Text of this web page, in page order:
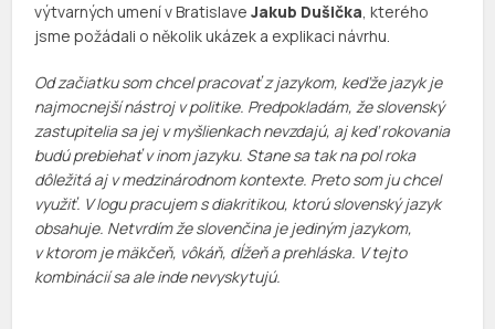
výtvarných umení v BratislaveJakub Dušička, kterého
jsme požádali o několik ukázek a explikaci návrhu.
Od začiatku som chcel pracovať z jazykom, keďže jazyk je
najmocnejší nástroj v politike. Predpokladám, že slovenský
zastupitelia sa jej v myšlienkach nevzdajú, aj keď rokovania
budú prebiehať v inom jazyku. Stane sa tak na pol roka
dôležitá aj v medzinárodnom kontexte. Preto som ju chcel
využiť. V logu pracujem s diakritikou, ktorú slovenský jazyk
obsahuje. Netvrdím že slovenčina je jediným jazykom,
v ktorom je mäkčeň, vôkáň, dĺžeň a prehláska. V tejto
kombinácií sa ale inde nevyskytujú.